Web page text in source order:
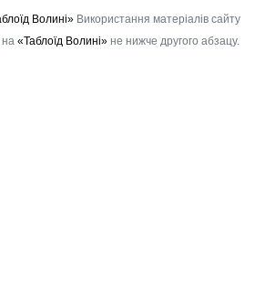
Волині» Використання матеріалів сайту
на «Таблоїд Волині»не нижче другого абзацу.